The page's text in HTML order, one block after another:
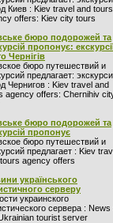
Киев : Kiev travel and tours
offers: Kiev city tours
бюро подорожей та
пропонує:
Чернігів
бюро путешествий и
предлагает:
Чернигов : Kiev travel and
agency offers: Chernihiv
бюро подорожей та
пропонує
бюро путешествий и
предлагает : Kiev
agency offers
українського
серверу
украинского
сервера : News
tourist server